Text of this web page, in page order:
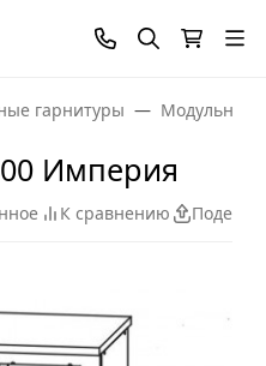
гарнитуры Модульные
Империя
К сравнению